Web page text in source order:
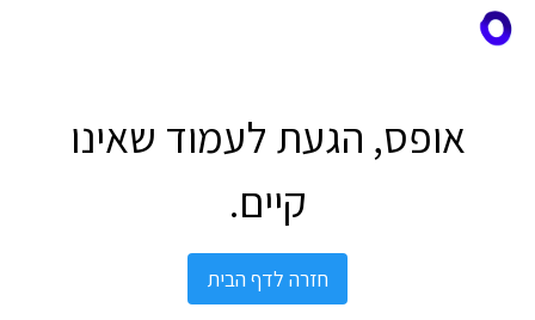
אופס, הגעת לעמוד שאינו
קיים.
חזרה לדף הבית